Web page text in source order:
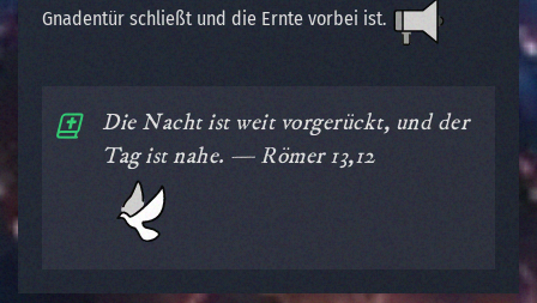
Gnadentür schließt und die Ernte vorbei ist.
Die Nacht ist weit vorgerückt, und der
Tag ist nahe. — Römer 13,12